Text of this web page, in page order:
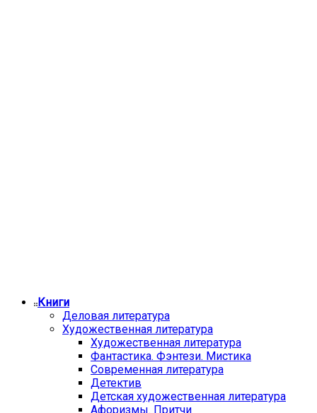
Книги
Деловая литература
Художественная литература
Художественная литература
Фантастика. Фэнтези. Мистика
Современная литература
Детектив
Детская художественная литература
Афоризмы. Притчи